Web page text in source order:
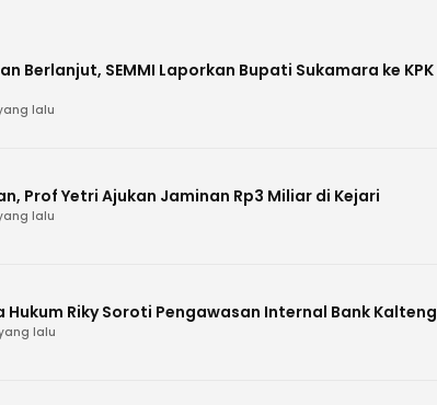
Berlanjut, SEMMI Laporkan Bupati Sukamara ke KPK
lalu
Prof Yetri Ajukan Jaminan Rp3 Miliar di Kejari
lalu
Hukum Riky Soroti Pengawasan Internal Bank Kalteng
lalu